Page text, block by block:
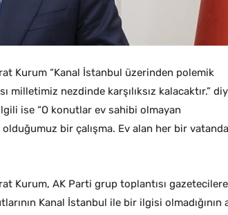
Kurum “Kanal İstanbul üzerinden polemik
nezdinde karşılıksız kalacaktır.”
ise “O konutlar ev sahibi olmayan
bir çalışma. Ev alan her bir
Kurum, AK Parti grup toplantısı gazetecilere
Kanal İstanbul ile bir ilgisi olmadığının